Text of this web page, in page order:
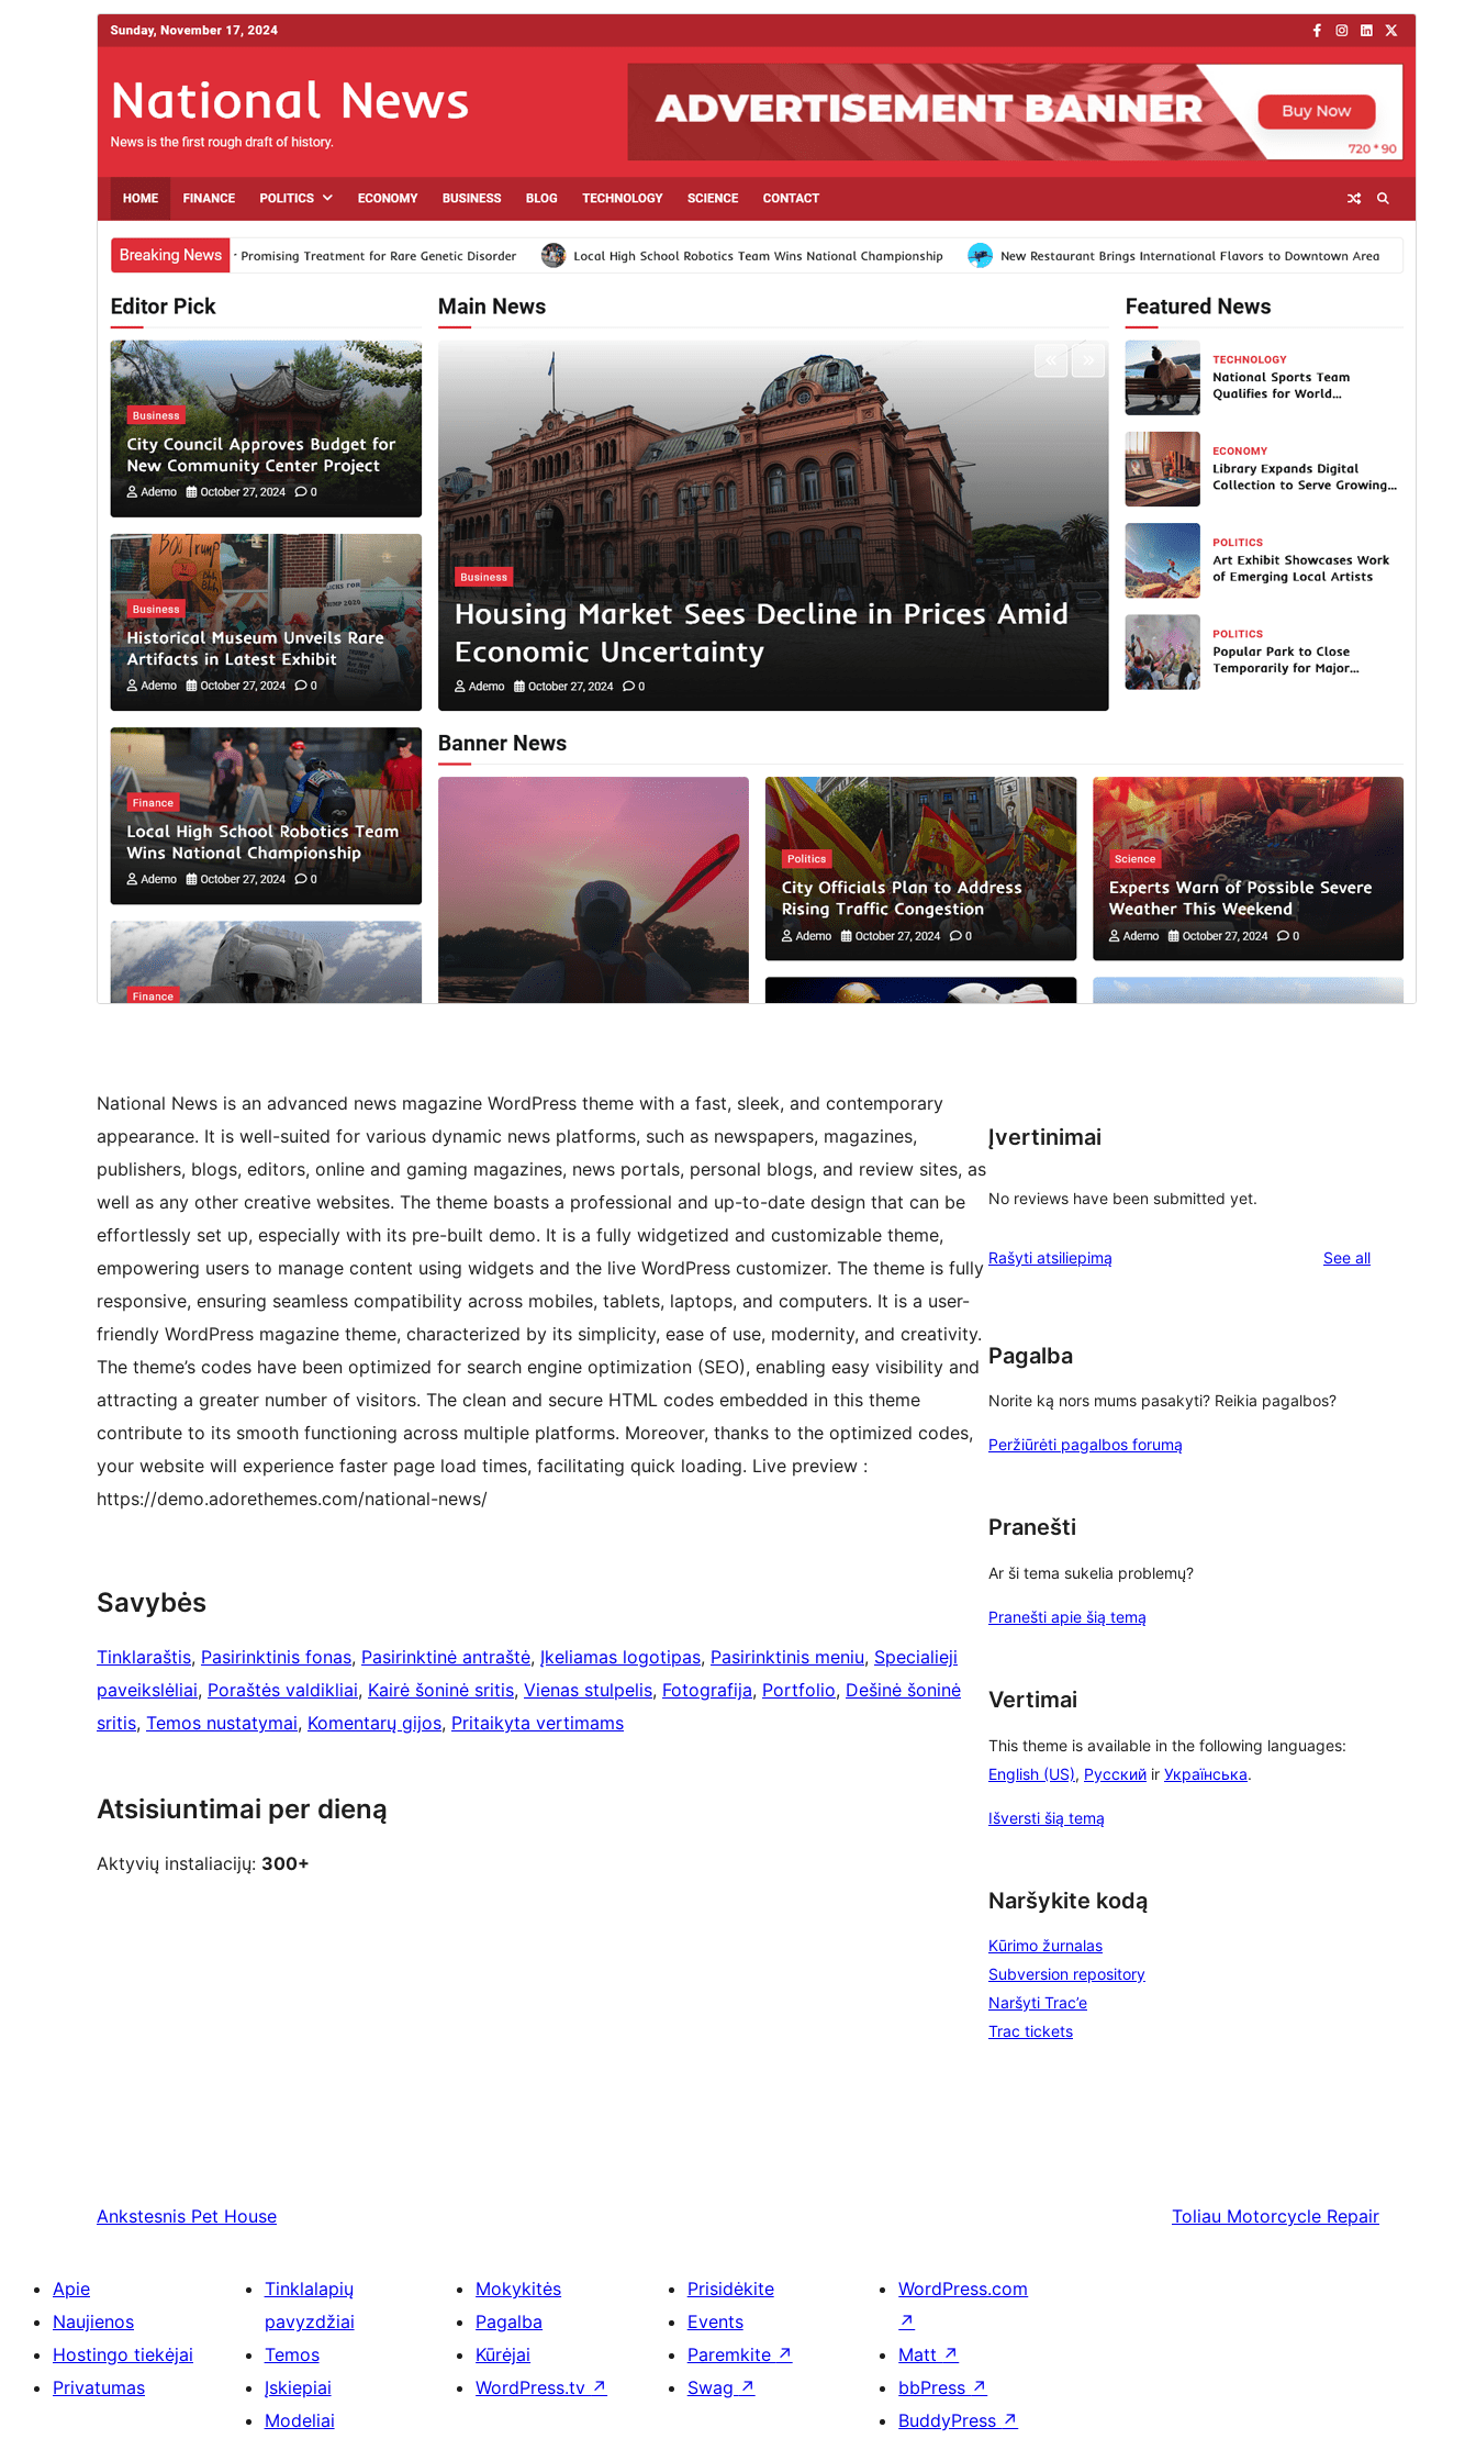
Ši tema yra nemokama, tačiau ji turi mokamus
papildinius ar pagalbą.View support
PeržiūrėtiParsisiųsti
10 spalio, 2025
Aktyvių instaliacijų
300+
WordPress versija
5.0
Temos pradinis puslapis
National News is an advanced news magazine WordPress theme with a fast, sleek, and contemporary
appearance. It is well-suited for various dynamic news platforms, such as newspapers, magazines,
publishers, blogs, editors, online and gaming magazines, news portals, personal blogs, and review sites, as
well as any other creative websites. The theme boasts a professional and up-to-date design that can be
effortlessly set up, especially with its pre-built demo. It is a fully widgetized and customizable theme,
empowering users to manage content using widgets and the live WordPress customizer. The theme is fully
responsive, ensuring seamless compatibility across mobiles, tablets, laptops, and computers. It is a user-
friendly WordPress magazine theme, characterized by its simplicity, ease of use, modernity, and creativity.
The theme’s codes have been optimized for search engine optimization (SEO), enabling easy visibility and
attracting a greater number of visitors. The clean and secure HTML codes embedded in this theme
contribute to its smooth functioning across multiple platforms. Moreover, thanks to the optimized codes,
your website will experience faster page load times, facilitating quick loading. Live preview :
https://demo.adorethemes.com/national-news/
Savybės
Tinklaraštis, Pasirinktinis fonas, Pasirinktinė antraštė, Įkeliamas logotipas, Pasirinktinis meniu, Specialieji
paveikslėliai, Poraštės valdikliai, Kairė šoninė sritis, Vienas stulpelis, Fotografija, Portfolio, Dešinė šoninė
sritis, Temos nustatymai, Komentarų gijos, Pritaikyta vertimams
Atsisiuntimai per dieną
Aktyvių instaliacijų: 300+
Įvertinimai
No reviews have been submitted yet.
Rašyti atsiliepimą See allreviews
Pagalba
Norite ką nors mums pasakyti? Reikia pagalbos?
Peržiūrėti pagalbos forumą
Pranešti
Ar ši tema sukelia problemų?
Pranešti apie šią temą
Vertimai
This theme is available in the following languages:
English (US), Русский ir Українська.
Išversti šią temą
Naršykite kodą
Kūrimo žurnalas
Subversion repository
Naršyti Trac’e
Trac tickets
Ankstesnis Pet House Toliau Motorcycle Repair
Apie
Naujienos
Hostingo tiekėjai
Privatumas
Tinklalapių
pavyzdžiai
Temos
Įskiepiai
Modeliai
Mokykitės
Pagalba
Kūrėjai
WordPress.tv ↗
Prisidėkite
Events
Paremkite ↗
Swag ↗
WordPress.com
↗
Matt ↗
bbPress ↗
BuddyPress ↗